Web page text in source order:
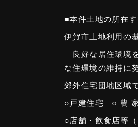
■本件土地の所在
伊賀市土地利用
良好な居住環境
な住環境の維持に
郊外住宅団地区域
○戸建住宅 ○ 農
○店舗・飲食店等